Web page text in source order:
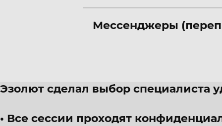
Мессенджеры
Эзолют сделал выбор специалиста
Все сессии проходят